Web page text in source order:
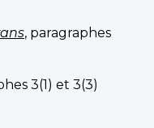
, paragraphes
3(1) et 3(3)